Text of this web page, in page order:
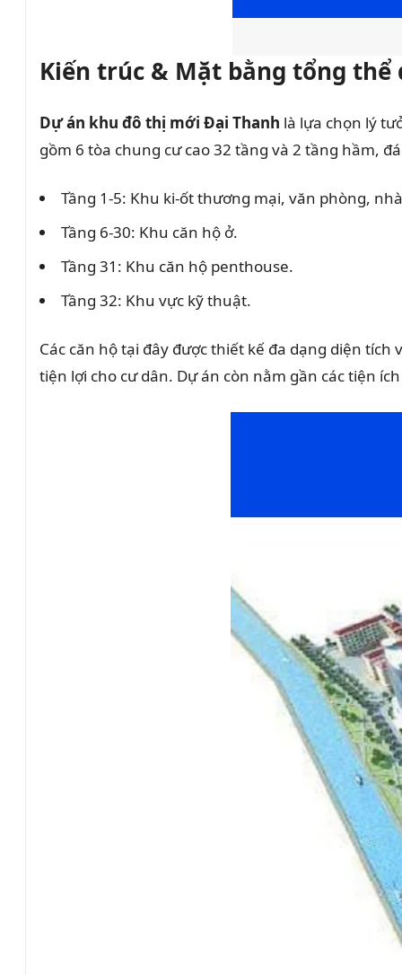
Kiến trúc & Mặt bằng tổng
Dự án khu đô thị mới Đại Thanh là lựa chọn lý
gồm 6 tòa chung cư cao 32 tầng và 2 tầng hầm,
Tầng 1-5: Khu ki-ốt thương mại, văn phòng,
Tầng 6-30: Khu căn hộ ở.
Tầng 31: Khu căn hộ penthouse.
Tầng 32: Khu vực kỹ thuật.
Các căn hộ tại đây được thiết kế đa dạng diện
tiện lợi cho cư dân. Dự án còn nằm gần các tiện